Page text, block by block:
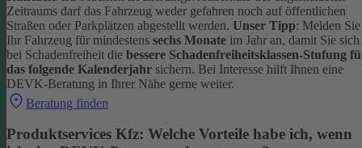
Zeitraums darf das Fahrzeug weder gefahren noch auf öffentlichen
Straßen oder Parkplätzen abgestellt werden. Unser Tipp: Melden Sie
Ihr Fahrzeug für mindestens sechs Monate im Jahr an, damit Sie sich
bei Schadenfreiheit die bessere Schadenfreiheitsklassen-Stufung
das folgende Kalenderjahr sichern. Bei Interesse hilft Ihnen eine
DEVK-Beratung in Ihrer Nähe gerne weiter.
Beratung finden
Produktservices Kfz: Welche Vorteile habe ich, wenn